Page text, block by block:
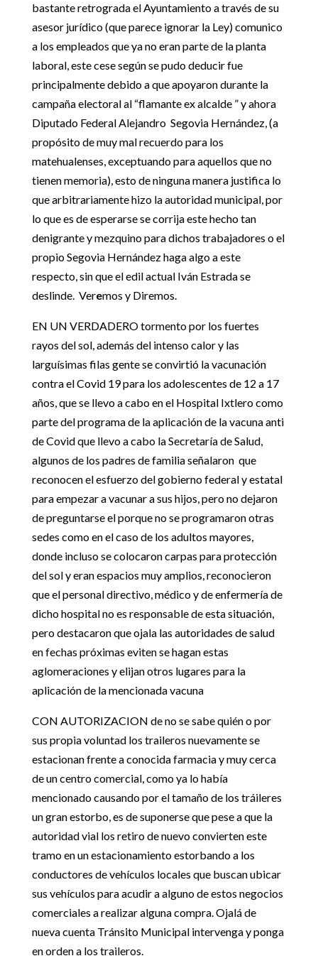
bastante retrograda el Ayuntamiento a través de su
asesor jurídico (que parece ignorar la Ley) comunico
a los empleados que ya no eran parte de la planta
laboral, este cese según se pudo deducir fue
principalmente debido a que apoyaron durante la
campaña electoral al “flamante ex alcalde ” y ahora
Diputado Federal Alejandro Segovia Hernández, (a
propósito de muy mal recuerdo para los
matehualenses, exceptuando para aquellos que no
tienen memoria), esto de ninguna manera justifica lo
que arbitrariamente hizo la autoridad municipal, por
lo que es de esperarse se corrija este hecho tan
denigrante y mezquino para dichos trabajadores o el
propio Segovia Hernández haga algo a este
respecto, sin que el edil actual Iván Estrada se
deslinde. Veremos y Diremos.
EN UN VERDADERO tormento por los fuertes
rayos del sol, además del intenso calor y las
larguísimas filas gente se convirtió la vacunación
contra el Covid 19 para los adolescentes de 12 a 17
años, que se llevo a cabo en el Hospital Ixtlero como
parte del programa de la aplicación de la vacuna anti
de Covid que llevo a cabo la Secretaría de Salud,
algunos de los padres de familia señalaron que
reconocen el esfuerzo del gobierno federal y estatal
para empezar a vacunar a sus hijos, pero no dejaron
de preguntarse el porque no se programaron otras
sedes como en el caso de los adultos mayores,
donde incluso se colocaron carpas para protección
del sol y eran espacios muy amplios, reconocieron
que el personal directivo, médico y de enfermería de
dicho hospital no es responsable de esta situación,
pero destacaron que ojala las autoridades de salud
en fechas próximas eviten se hagan estas
aglomeraciones y elijan otros lugares para la
aplicación de la mencionada vacuna
CON AUTORIZACION de no se sabe quién o por
sus propia voluntad los traileros nuevamente se
estacionan frente a conocida farmacia y muy cerca
de un centro comercial, como ya lo había
mencionado causando por el tamaño de los tráileres
un gran estorbo, es de suponerse que pese a que la
autoridad vial los retiro de nuevo convierten este
tramo en un estacionamiento estorbando a los
conductores de vehículos locales que buscan ubicar
sus vehículos para acudir a alguno de estos negocios
comerciales a realizar alguna compra. Ojalá de
nueva cuenta Tránsito Municipal intervenga y ponga
en orden a los traileros.